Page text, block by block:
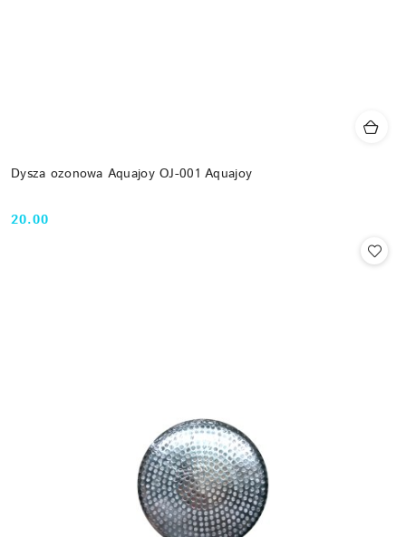
Dysza ozonowa Aquajoy OJ-001 Aquajoy
Cena:
20.00